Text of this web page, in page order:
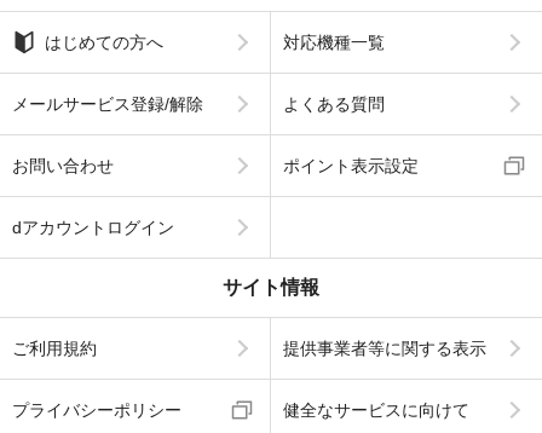
はじめての方へ 対応機種一覧
メールサービス登録/解除 よくある質問
お問い合わせ ポイント表示設定
dアカウントログイン
サイト情報
ご利用規約 提供事業者等に関する表示
プライバシーポリシー 健全なサービスに向けて